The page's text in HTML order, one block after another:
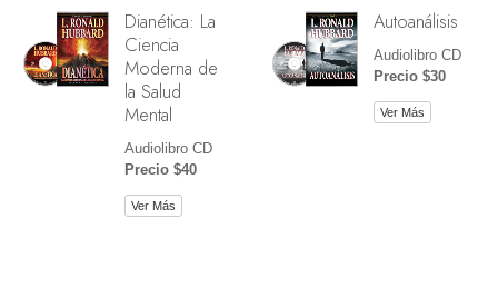
Dianética: La
Ciencia
Moderna de
la Salud
Mental
Audiolibro CD
Precio $40
Ver Más
Autoanálisis
Audiolibro CD
Precio $30
Ver Más